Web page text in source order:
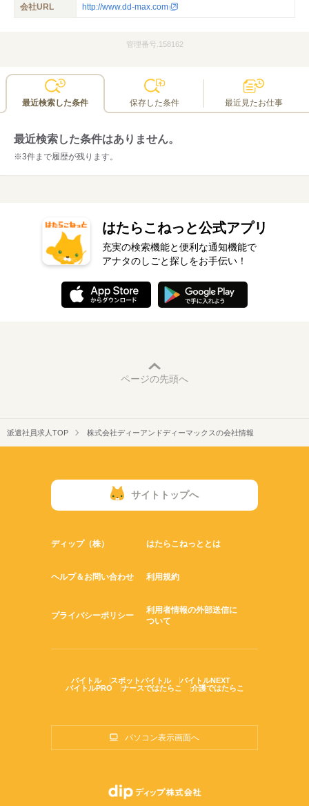
会社URL http://www.dd-max.com
管理番号.158162
最近検索した条件 保存した条件 最近見たお仕事
最近検索した条件はありません。
※3件まで履歴が残ります。
はたらこねっと公式アプリ
充実の検索機能と便利な通知機能で
アナタのしごと探しをお手伝い！
ページの先頭へ
派遣社員求人TOP 株式会社ディーアンドディーマックスの会社情報
サイトトップへ
ディップ（株） はたらこねっととは
ヘルプ＆お問い合わせ 利用規約
プライバシーポリシー
利用者情報の外部送信に
ついて
バイトル スポットバイトル
バイトルNEXT
バイトルPRO
ナースではたらこ 介護ではたらこ
パソコン表示画面へ